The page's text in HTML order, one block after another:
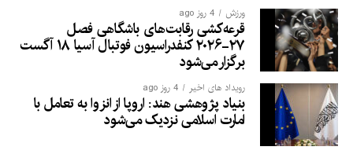
ورزش 4 روز ago
قرعه‌کشی رقابت‌های باشگاهی فصل
۲۷-۲۰۲۶ کنفدراسیون فوتبال آسیا ۱۸ آگست
برگزار می‌شود
رویداد های اخیر 4 روز ago
بنیاد پژوهشی هند: اروپا از انزوا به تعامل با
امارت اسلامی نزدیک می‌شود